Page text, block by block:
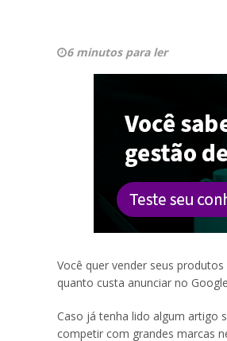
6 minutos para ler
Você quer vender seus
quanto custa anunciar no
Caso já tenha lido algum artigo
competir com grandes marcas